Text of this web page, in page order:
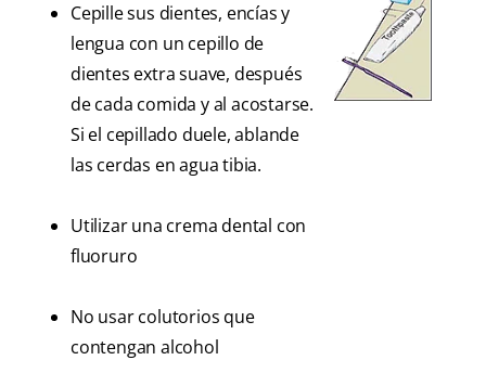
Cepille sus dientes, encías y
lengua con un cepillo de
dientes extra suave, después
de cada comida y al acostarse.
Si el cepillado duele, ablande
las cerdas en agua tibia.
Utilizar una crema dental con
fluoruro
No usar colutorios que
contengan alcohol